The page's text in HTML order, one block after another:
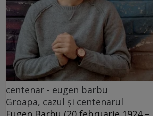
centenar - eugen barbu
Groapa, cazul și centenarul